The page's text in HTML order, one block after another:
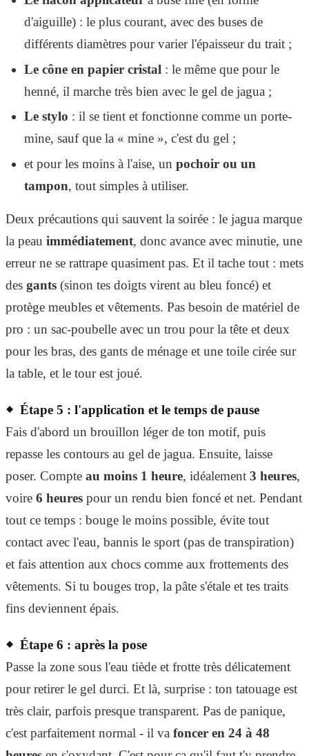
d'aiguille) : le plus courant, avec des buses de
différents diamètres pour varier l'épaisseur du trait ;
Le cône en papier cristal : le même que pour le
henné, il marche très bien avec le gel de jagua ;
Le stylo : il se tient et fonctionne comme un porte-
mine, sauf que la « mine », c'est du gel ;
et pour les moins à l'aise, un pochoir ou un
tampon, tout simples à utiliser.
Deux précautions qui sauvent la soirée : le jagua marque
la peau immédiatement, donc avance avec minutie, une
erreur ne se rattrape quasiment pas. Et il tache tout : mets
des gants (sinon tes doigts virent au bleu foncé) et
protège meubles et vêtements. Pas besoin de matériel de
pro : un sac-poubelle avec un trou pour la tête et deux
pour les bras, des gants de ménage et une toile cirée sur
la table, et le tour est joué.
Étape 5 : l'application et le temps de pause
Fais d'abord un brouillon léger de ton motif, puis
repasse les contours au gel de jagua. Ensuite, laisse
poser. Compte au moins 1 heure, idéalement 3 heures,
voire 6 heures pour un rendu bien foncé et net. Pendant
tout ce temps : bouge le moins possible, évite tout
contact avec l'eau, bannis le sport (pas de transpiration)
et fais attention aux chocs comme aux frottements des
vêtements. Si tu bouges trop, la pâte s'étale et tes traits
fins deviennent épais.
Étape 6 : après la pose
Passe la zone sous l'eau tiède et frotte très délicatement
pour retirer le gel durci. Et là, surprise : ton tatouage est
très clair, parfois presque transparent. Pas de panique,
c'est parfaitement normal - il va foncer en 24 à 48